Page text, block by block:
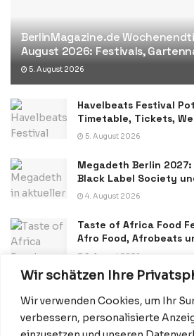
Wir schätzen Ihre
Wir verwenden Cookies, um Ihr
verbessern, personalisierte
BerlinMagazine.de
August 2026: Festivals,
5. August 2026
Havelbeats Festival
Timetable, Tickets,
5. August 2026
Megadeth Berlin
Black Label Society
4. August 2026
Taste of Africa Food
Afro Food, Afrobeats
3. August 2026